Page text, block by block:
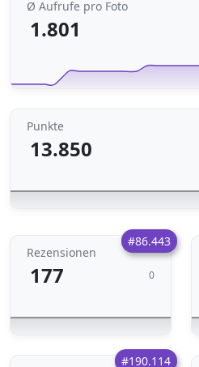
Ø Aufrufe pro Foto
1.801
Punkte
13.850
#86.443
Rezensionen
177 0
#190.114